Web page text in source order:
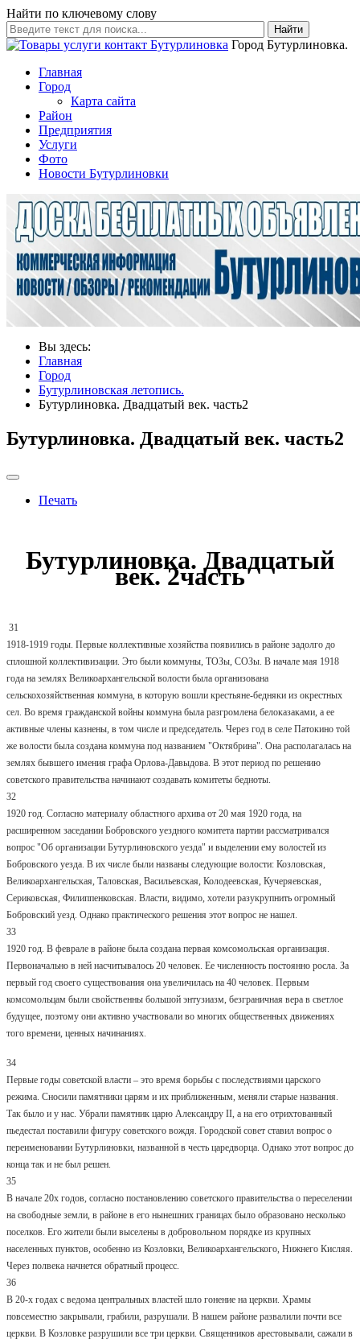
Найти по ключевому слову
Найти
Город Бутурлиновка.
Главная
Город
Карта сайта
Район
Предприятия
Услуги
Фото
Новости Бутурлиновки
Вы здесь:
Главная
Город
Бутурлиновская летопись.
Бутурлиновка. Двадцатый век. часть2
Бутурлиновка. Двадцатый век. часть2
Печать
Бутурлиновка. Двадцатый
век. 2часть
31
1918-1919 годы. Первые коллективные хозяйства появились в районе задолго до
сплошной коллективизации. Это были коммуны, ТОЗы, СОЗы. В начале мая 1918
года на землях Великоархангельской волости была организована
сельскохозяйственная коммуна, в которую вошли крестьяне-бедняки из окрестных
сел. Во время гражданской войны коммуна была разгромлена белоказаками, а ее
активные члены казнены, в том числе и председатель. Через год в селе Патокино той
же волости была создана коммуна под названием "Октябрина". Она располагалась на
землях бывшего имения графа Орлова-Давыдова. В этот период по решению
советского правительства начинают создавать комитеты бедноты.
32
1920 год. Согласно материалу областного архива от 20 мая 1920 года, на
расширенном заседании Бобровского уездного комитета партии рассматривался
вопрос "Об организации Бутурлиновского уезда" и выделении ему волостей из
Бобровского уезда. В их числе были названы следующие волости: Козловская,
Великоархангельская, Таловская, Васильевская, Колодеевская, Кучеряевская,
Сериковская, Филиппенковская. Власти, видимо, хотели разукрупнить огромный
Бобровский уезд. Однако практического решения этот вопрос не нашел.
33
1920 год. В феврале в районе была создана первая комсомольская организация.
Первоначально в ней насчитывалось 20 человек. Ее численность постоянно росла. За
первый год своего существования она увеличилась на 40 человек. Первым
комсомольцам были свойственны большой энтузиазм, безграничная вера в светлое
будущее, поэтому они активно участвовали во многих общественных движениях
того времени, ценных начинаниях.
34
Первые годы советской власти – это время борьбы с последствиями царского
режима. Сносили памятники царям и их приближенным, меняли старые названия.
Так было и у нас. Убрали памятник царю Александру II, а на его отрихтованный
пьедестал поставили фигуру советского вождя. Городской совет ставил вопрос о
переименовании Бутурлиновки, названной в честь царедворца. Однако этот вопрос до
конца так и не был решен.
35
В начале 20х годов, согласно постановлению советского правительства о переселении
на свободные земли, в районе в его нынешних границах было образовано несколько
поселков. Его жители были выселены в добровольном порядке из крупных
населенных пунктов, особенно из Козловки, Великоархангельского, Нижнего Кисляя.
Через полвека начнется обратный процесс.
36
В 20-х годах с ведома центральных властей шло гонение на церкви. Храмы
повсеместно закрывали, грабили, разрушали. В нашем районе развалили почти все
церкви. В Козловке разрушили все три церкви. Священников арестовывали, сажали в